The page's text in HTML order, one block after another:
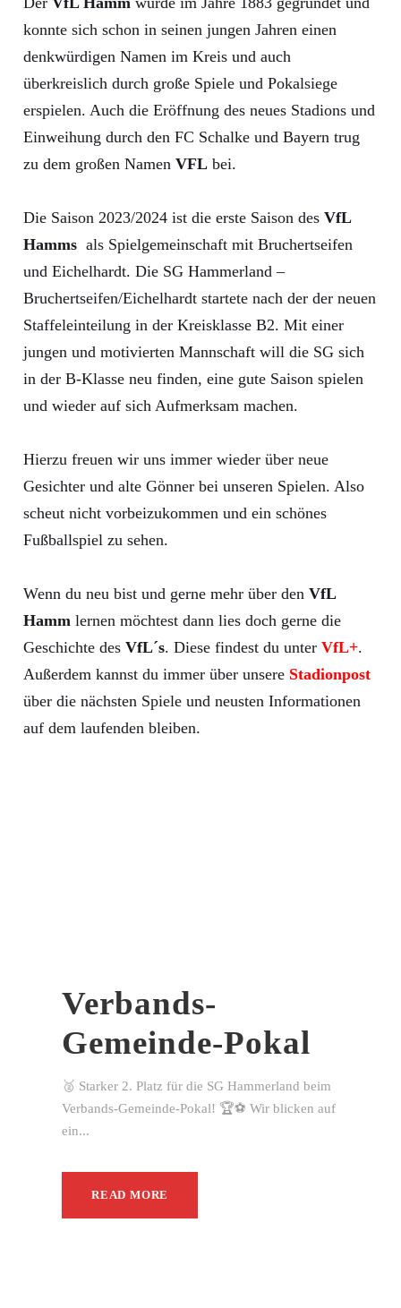
konnte sich schon in seinen jungen Jahren einen
denkwürdigen Namen im Kreis und auch
überkreislich durch große Spiele und Pokalsiege
erspielen. Auch die Eröffnung des neues Stadions und
Einweihung durch den FC Schalke und Bayern trug
zu dem großen Namen VFL bei.
Die Saison 2023/2024 ist die erste Saison des VfL
Hamms als Spielgemeinschaft mit Bruchertseifen
und Eichelhardt. Die SG Hammerland –
Bruchertseifen/Eichelhardt startete nach der der neuen
Staffeleinteilung in der Kreisklasse B2. Mit einer
jungen und motivierten Mannschaft will die SG sich
in der B-Klasse neu finden, eine gute Saison spielen
und wieder auf sich Aufmerksam machen.
Hierzu freuen wir uns immer wieder über neue
Gesichter und alte Gönner bei unseren Spielen. Also
scheut nicht vorbeizukommen und ein schönes
Fußballspiel zu sehen.
Wenn du neu bist und gerne mehr über den VfL
Hamm lernen möchtest dann lies doch gerne die
Geschichte des VfL´s. Diese findest du unter VfL+.
Außerdem kannst du immer über unsere Stadionpost
über die nächsten Spiele und neusten Informationen
auf dem laufenden bleiben.
Verbands-
Gemeinde-Pokal
🥈 Starker 2. Platz für die SG Hammerland beim
Verbands-Gemeinde-Pokal! 🏆⚽ Wir blicken auf
ein...
READ MORE